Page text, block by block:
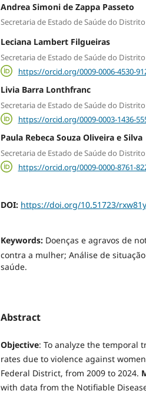
Andrea Simoni de Zappa Passeto
Secretaria de Estado de Saúde do
Leciana Lambert Filgueiras
Secretaria de Estado de Saúde do
https://orcid.org/0009-0006-4530-
Livia Barra Lonthfranc
Secretaria de Estado de Saúde do
https://orcid.org/0009-0003-1436-
Paula Rebeca Souza Oliveira e Silva
Secretaria de Estado de Saúde do
https://orcid.org/0009-0000-8761-
DOI: https://doi.org/10.51723/
Keywords: Doenças e agravos de
contra a mulher; Análise de
saúde.
Abstract
Objective: To analyze the temporal
rates due to violence against
Federal District, from 2009 to 2024.
with data from the Notifiable